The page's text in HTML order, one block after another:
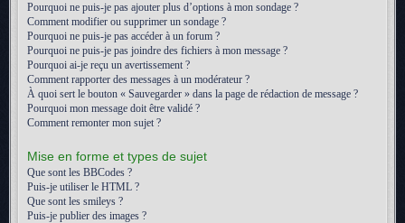
Pourquoi ne puis-je pas ajouter plus d’options à mon sondage ?
Comment modifier ou supprimer un sondage ?
Pourquoi ne puis-je pas accéder à un forum ?
Pourquoi ne puis-je pas joindre des fichiers à mon message ?
Pourquoi ai-je reçu un avertissement ?
Comment rapporter des messages à un modérateur ?
À quoi sert le bouton « Sauvegarder » dans la page de rédaction de message ?
Pourquoi mon message doit être validé ?
Comment remonter mon sujet ?
Mise en forme et types de sujet
Que sont les BBCodes ?
Puis-je utiliser le HTML ?
Que sont les smileys ?
Puis-je publier des images ?